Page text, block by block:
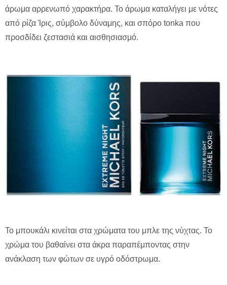
άρωμα αρρενωπό χαρακτήρα. Το άρωμα καταλήγει με νότες
από ρίζα Ίρις, σύμβολο δύναμης, και σπόρο tonka που
προσδίδει ζεστασιά και αισθησιασμό.
Το μπουκάλι κινείται στα χρώματα του μπλε της νύχτας. Το
χρώμα του βαθαίνει στα άκρα παραπέμποντας στην
ανάκλαση των φώτων σε υγρό οδόστρωμα.